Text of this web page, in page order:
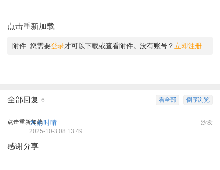
点击重新加载
附件: 您需要登录才可以下载或查看附件。没有账号？ 立即注册
倒序浏览
看全部
全部回复 6
点击重新加载 沙发
天雨时晴
2025-10-3 08:13:49
感谢分享